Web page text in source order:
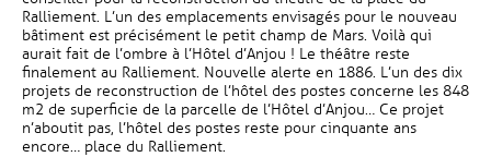
Ralliement. L’un des emplacements envisagés pour le nouveau
bâtiment est précisément le petit champ de Mars. Voilà qui
aurait fait de l’ombre à l’Hôtel d’Anjou ! Le théâtre reste
finalement au Ralliement. Nouvelle alerte en 1886. L’un des dix
projets de reconstruction de l’hôtel des postes concerne les 848
m2 de superficie de la parcelle de l’Hôtel d’Anjou… Ce projet
n’aboutit pas, l’hôtel des postes reste pour cinquante ans
encore… place du Ralliement.